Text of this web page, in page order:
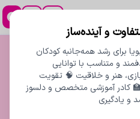
و آینده‌ساز
برای رشد همه‌جانبه کودکان
و متناسب با توانایی
هنر و خلاقیت 🧠 تقویت
کادر آموزشی متخصص و دلسوز
و یادگیری
دانش آموزی